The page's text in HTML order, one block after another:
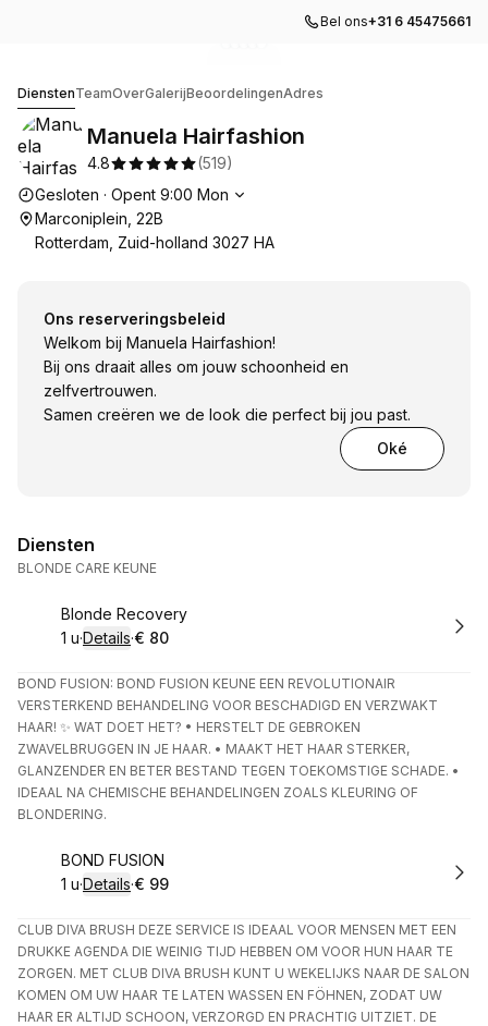
Bel ons+31 6 45475661
DienstenTeamOverGalerijBeoordelingenAdres
Manuela Hairfashion
4.8 (519)
Openingstijden
Gesloten · Opent 9:00 Mon
Marconiplein, 22B
Rotterdam, Zuid-holland 3027 HA
Ons reserveringsbeleid
Welkom bij Manuela Hairfashion!
Bij ons draait alles om jouw schoonheid en
zelfvertrouwen.
Samen creëren we de look die perfect bij jou past.
Oké
Diensten
BLONDE CARE KEUNE
Boek
Blonde Recovery
. Duur:
1 u·Details·
.Prijs:
€ 80
BOND FUSION: BOND FUSION KEUNE EEN REVOLUTIONAIR
VERSTERKEND BEHANDELING VOOR BESCHADIGD EN VERZWAKT
HAAR! ✨ WAT DOET HET? • HERSTELT DE GEBROKEN
ZWAVELBRUGGEN IN JE HAAR. • MAAKT HET HAAR STERKER,
GLANZENDER EN BETER BESTAND TEGEN TOEKOMSTIGE SCHADE. •
IDEAAL NA CHEMISCHE BEHANDELINGEN ZOALS KLEURING OF
BLONDERING.
Boek
BOND FUSION
. Duur:
1 u·Details·
.Prijs:
€ 99
CLUB DIVA BRUSH DEZE SERVICE IS IDEAAL VOOR MENSEN MET EEN
DRUKKE AGENDA DIE WEINIG TIJD HEBBEN OM VOOR HUN HAAR TE
ZORGEN. MET CLUB DIVA BRUSH KUNT U WEKELIJKS NAAR DE SALON
KOMEN OM UW HAAR TE LATEN WASSEN EN FÖHNEN, ZODAT UW
HAAR ER ALTIJD SCHOON, VERZORGD EN PRACHTIG UITZIET. DE